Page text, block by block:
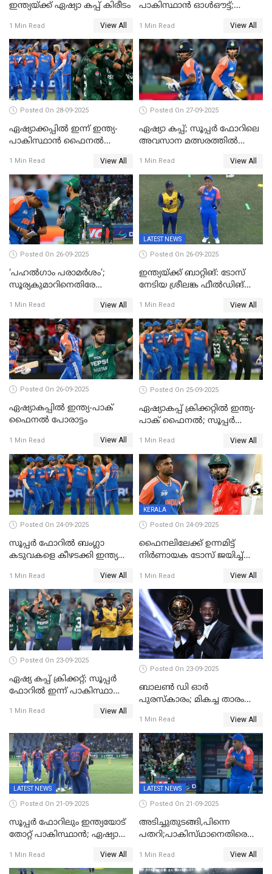
ഇന്ത്യയ്ക്ക് ഏഷ്യാ കപ്പ് കിരീടം
1 Min Read View All
പാകിസ്ഥാൻ ഓൾഔട്ട്;
വിജയലക്ഷ്യം, കുൽദീപിന് 4
വിക്കറ്റ്
1 Min Read View All
Posted On 28-09-2025
ഏഷ്യാക്കപ്പില്‍ ഇന്ന് ഇന്ത്യ-
പാകിസ്ഥാന്‍ ഫൈനല്‍
1 Min Read View All
Posted On 27-09-2025
ഏഷ്യാ കപ്പ്; സൂപ്പർ ഫോറിലെ
അവസാന മത്സരത്തിൽ
1 Min Read View All
Posted On 26-09-2025
‘പഹൽഗാം പരാമർശം’;
സൂര്യകുമാറിനെതിരേ
ഹാരിസ് റൗഫിനും പിഴ ശിക്ഷ
1 Min Read View All
LATEST NEWS
Posted On 26-09-2025
ഇന്ത്യയ്ക്ക് ബാറ്റിങ്: ടോസ്
നേടിയ ശ്രീലങ്ക ഫീൽഡിങ്
1 Min Read View All
Posted On 26-09-2025
ഏഷ്യാകപ്പില്‍ ഇന്ത്യ-പാക്
ഫൈനല്‍ പോരാട്ടം
1 Min Read View All
Posted On 25-09-2025
ഏഷ്യാകപ്പ് ക്രിക്കറ്റിൽ ഇന്ത്യ-
പാക് ഫൈനല്‍; സൂപ്പർ
തോൽപിച്ച് പാകിസ്ഥാൻ
1 Min Read View All
Posted On 24-09-2025
സൂപ്പർ ഫോറിൽ ബംഗ്ലാ
കടുവകളെ കീഴടക്കി ഇന്ത്യ
1 Min Read View All
KERALA
Posted On 24-09-2025
ഫൈനലിലേക്ക് ഉന്നമിട്ട്
നിര്‍ണായക ടോസ് ജയിച്ച്
ഇന്ത്യയ്ക്ക് ബാറ്റിംഗ്
1 Min Read View All
Posted On 23-09-2025
ഏഷ്യ കപ്പ് ക്രിക്കറ്റ്; സൂപ്പര്‍
ഫോറിൽ ഇന്ന് പാകിസ്ഥാനും
1 Min Read View All
Posted On 23-09-2025
ബാലണ്‍ ഡി ഓര്‍
പുരസ്‌കാരം; മികച്ച താരം
1 Min Read View All
LATEST NEWS
Posted On 21-09-2025
സൂപ്പർ ഫോറിലും ഇന്ത്യയോട്
തോറ്റ് പാകിസ്ഥാൻ; ഏഷ്യാ
ഇന്ത്യ, അഭിഷേക് ശർമ്മയ്ക്ക്
അർദ്ധ സെഞ്ച്വറി
1 Min Read View All
LATEST NEWS
Posted On 21-09-2025
അടിച്ചുതുടങ്ങി,പിന്നെ
പതറി;പാകിസ്‌ഥാനെതിരെ
വിജയലക്ഷ്യം
1 Min Read View All